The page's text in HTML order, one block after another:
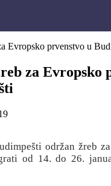
za Evropsko
održan žreb
od 14. do 26.